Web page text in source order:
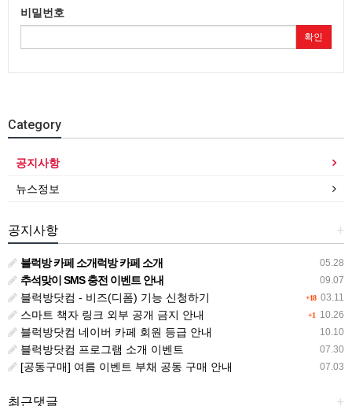
비밀번호
확인
Category
공지사항
뉴스정보
+
공지사항
05.28
블럭방 카페 소개럭방 카페 소개
09.07
추석맞이 SMS 충전 이벤트 안내
+18 03.11
블럭방닷컴 - 비즈(디폼) 기능 신청하기
+1 10.26
스마트 책자 링크 외부 공개 금지 안내
10.10
블럭방닷컴 네이버 카페 회원 등급 안내
07.30
블럭방닷컴 프로그램 소개 이벤트
07.03
[공동구매] 여름 이벤트 부채 공동 구매 안내
+
최근댓글